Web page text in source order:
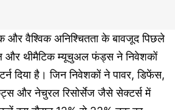
और वैश्विक अनिश्चितता के बावजूद पिछले
और थीमैटिक म्यूचुअल फंड्स ने निवेशकों
दिया है। जिन निवेशकों ने पावर, डिफेंस,
और नेचुरल रिसोर्सेज जैसे सेक्टर्स में